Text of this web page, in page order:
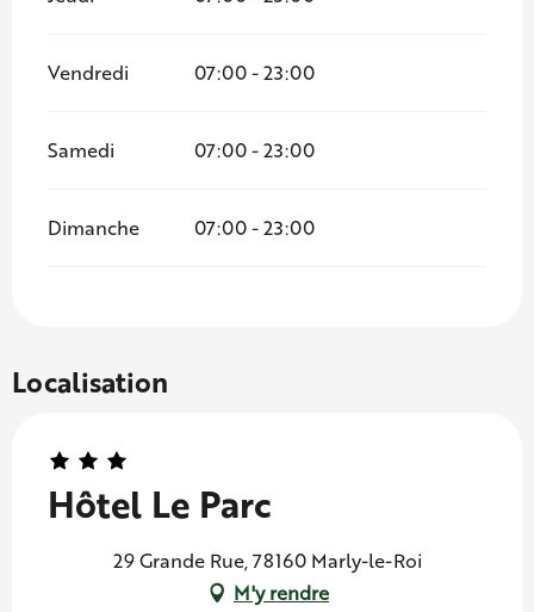
Vendredi 07:00 - 23:00
Samedi 07:00 - 23:00
Dimanche 07:00 - 23:00
Localisation
Hôtel Le Parc
29 Grande Rue, 78160 Marly-le-Roi
M'y rendre